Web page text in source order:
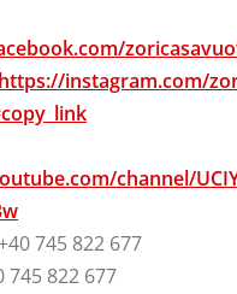
https://instagram.com/
channel/
745 822 677
745 822 677